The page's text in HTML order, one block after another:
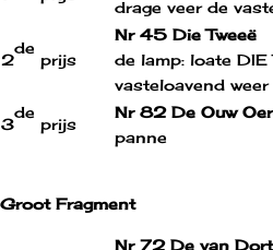
drage veer de
2
de
prijs
Nr 45 Die Tweeë
de lamp: loate DIE
vasteloavend weer
3
de
prijs
Nr 82 De Ouw
panne
Groot Fragment
Nr 72 De van